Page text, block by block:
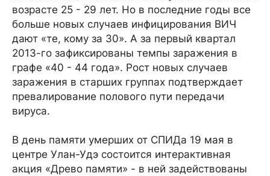
возрасте 25 - 29 лет. Но в последние годы все
больше новых случаев инфицирования ВИЧ
дают «те, кому за 30». А за первый квартал
2013-го зафиксированы темпы заражения в
графе «40 - 44 года». Рост новых случаев
заражения в старших группах подтверждает
превалирование полового пути передачи
вируса.
В день памяти умерших от СПИДа 19 мая в
центре Улан-Удэ состоится интерактивная
акция «Древо памяти» - в ней задействованы